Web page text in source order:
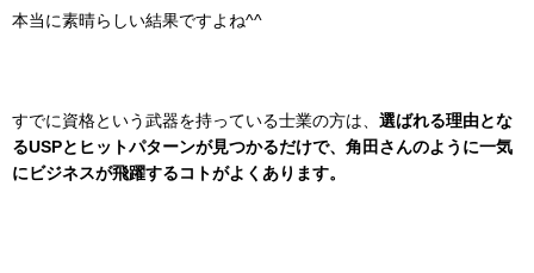
本当に素晴らしい結果ですよね^^
すでに資格という武器を持っている士業の方は、 選ばれる理由とな
るUSPとヒットパターンが見つかるだけで、角田 さんのように一気
にビジネスが飛躍するコトがよくあります。